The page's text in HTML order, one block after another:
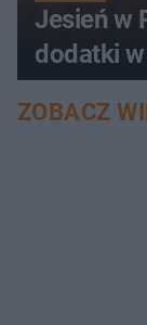
Jesień w
dodatki
ZOBACZ